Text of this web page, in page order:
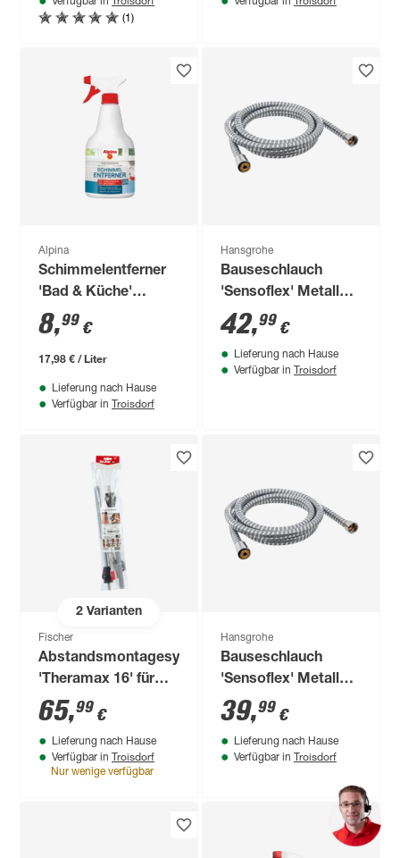
(1)
Alpina
Schimmelentferner
'Bad & Küche'
chlorfrei 500 ml
8,99 €
17,98 € / Liter
Lieferung nach Hause
Verfügbar in Troisdorf
Hansgrohe
Bauseschlauch
'Sensoflex' Metall
chromfarben 200 cm
42,99 €
Lieferung nach Hause
Verfügbar in Troisdorf
2Varianten
Fischer
Abstandsmontagesystem
'Theramax 16' für
Dämmstoffe 62 bis
170 mm, M12
65,99 €
Lieferung nach Hause
Verfügbar in Troisdorf
Nur wenige verfügbar
Hansgrohe
Bauseschlauch
'Sensoflex' Metall
chromfarben 160 cm
39,99 €
Lieferung nach Hause
Verfügbar in Troisdorf